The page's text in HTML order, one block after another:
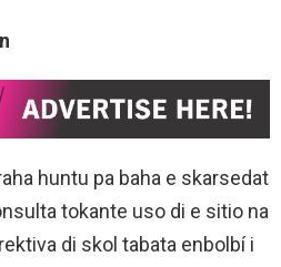
huntu pa baha e skarsedat
tokante uso di e sitio na
di skol tabata enbolbí i